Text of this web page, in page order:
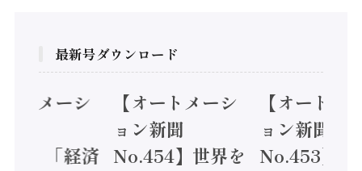
最新号ダウンロード
トメーシ
】「経済
【オートメーシ
ョン新聞
No.454】世界を
【オートメ
ョン新聞
No.453】フ